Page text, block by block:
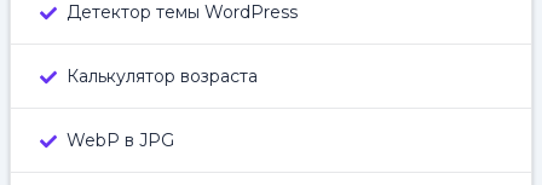
Детектор темы WordPress
Калькулятор возраста
WebP в JPG